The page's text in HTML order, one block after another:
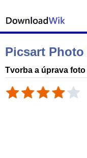
Picsart
Tvorba a úprava foto